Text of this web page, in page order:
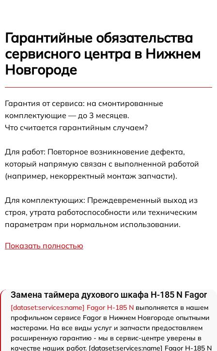
Гарантийные обязательства
сервисного центра в Нижнем
Новгороде
Гарантия от сервиса: на смонтированные
комплектующие — до 3 месяцев.
Что считается гарантийным случаем?
Для работ: Повторное возникновение дефекта,
который напрямую связан с выполненной работой
(например, некорректный монтаж запчасти).
Для комплектующих: Преждевременный выход из
строя, утрата работоспособности или техническим
параметрам при нормальном использовании.
Показать полностью
Замена таймера духового шкафа H-185 N Fagor
[dataset:services:name] Fagor H-185 N выполняется в нашем
профильном сервисе Fagor в Нижнем Новгороде опытными
мастерами. На все виды услуг и запчасти предоставляем
расширенную гарантию - мы в сервис-центре уверены в
качестве наших работ. [dataset:services:name] Fagor H-185 N